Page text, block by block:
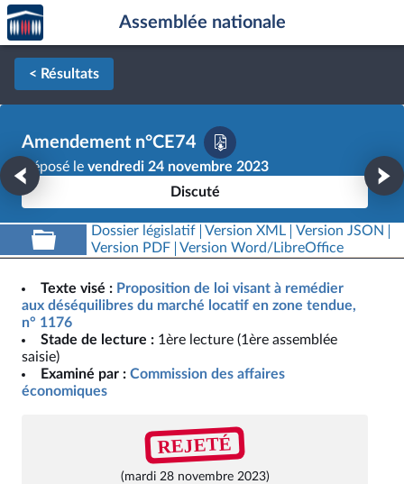
Aller au contenu
Aller en bas de la page
Accèder
à la
page
d'accueil
Assemblée nationale
< Résultats
Amendement n°CE74
Déposé le vendredi 24 novembre 2023
Discuté
Dossier législatif Version XML
Version JSON
Version PDF
Version Word/LibreOffice
Texte visé : Proposition de loi visant à remédier
aux déséquilibres du marché locatif en zone tendue,
n° 1176
Stade de lecture : 1ère lecture (1ère assemblée
saisie)
Examiné par : Commission des affaires
économiques
REJETÉ
(mardi 28 novembre 2023)